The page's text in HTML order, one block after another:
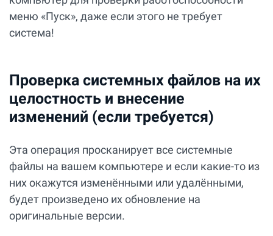
меню «Пуск», даже если этого не требует
система!
Проверка системных файлов на их
целостность и внесение
изменений (если требуется)
Эта операция просканирует все системные
файлы на вашем компьютере и если какие-то из
них окажутся изменёнными или удалёнными,
будет произведено их обновление на
оригинальные версии.